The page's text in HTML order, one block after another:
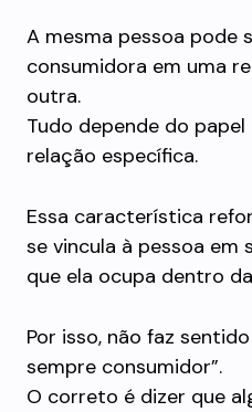
A mesma pessoa pode
consumidora em uma
outra.
Tudo depende do
relação específica.
Essa característica
se vincula à pessoa em
que ela ocupa dentro
Por isso, não faz
sempre consumidor”.
O correto é dizer que